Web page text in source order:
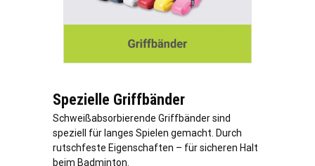
Spezielle Griffbänder
Schweißabsorbierende Griffbänder sind
speziell für langes Spielen gemacht. Durch
rutschfeste Eigenschaften – für sicheren Halt
beim Badminton.